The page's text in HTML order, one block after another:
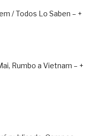
/ Todos Lo Saben – +
Rumbo a Vietnam – +